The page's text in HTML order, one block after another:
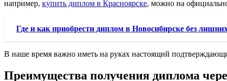
например, купить диплом в Красноярске, можно на
Где и как приобрести диплом в Новосибирске без
В наше время важно иметь на руках настоящий
Преимущества получения диплома